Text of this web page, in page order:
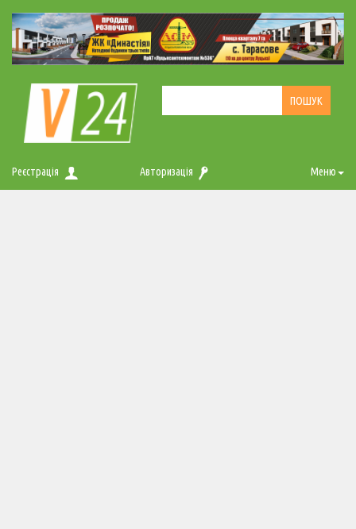
Реєстрація Авторизація Меню